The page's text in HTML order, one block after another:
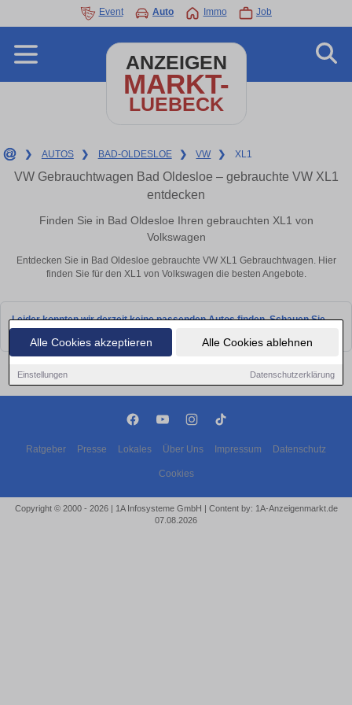
Alle Cookies akzeptieren Alle Cookies ablehnen
Einstellungen Datenschutzerklärung
Event Auto Immo Job
ANZEIGEN
MARKT-
LUEBECK
❯ AUTOS ❯ BAD-OLDESLOE ❯ VW ❯ XL1
VW Gebrauchtwagen Bad Oldesloe – gebrauchte VW XL1
entdecken
Finden Sie in Bad Oldesloe Ihren gebrauchten XL1 von
Volkswagen
Entdecken Sie in Bad Oldesloe gebrauchte VW XL1 Gebrauchtwagen. Hier
finden Sie für den XL1 von Volkswagen die besten Angebote.
Leider konnten wir derzeit keine passenden Autos finden. Schauen Sie
Ratgeber Presse Lokales Über Uns Impressum Datenschutz
Cookies
Copyright © 2000 - 2026 | 1A Infosysteme GmbH | Content by: 1A-Anzeigenmarkt.de
07.08.2026